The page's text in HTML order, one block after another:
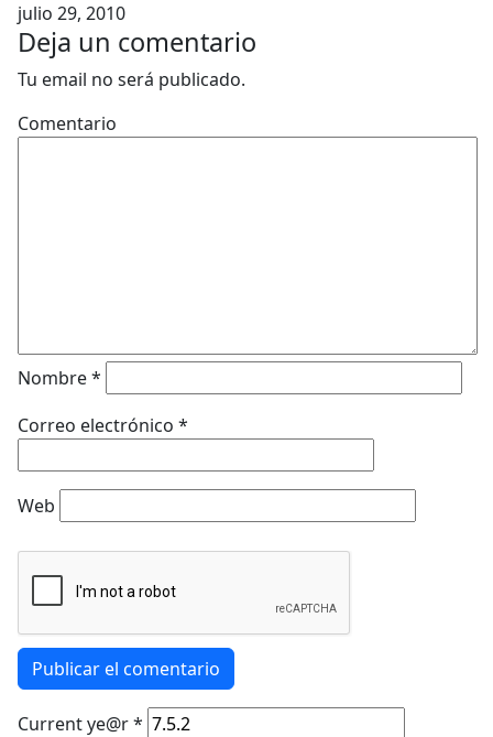
julio 29, 2010
Deja un comentario
Tu email no será publicado.
Comentario
Nombre*
Correo electrónico *
Web
Publicar el comentario
Current ye@r*